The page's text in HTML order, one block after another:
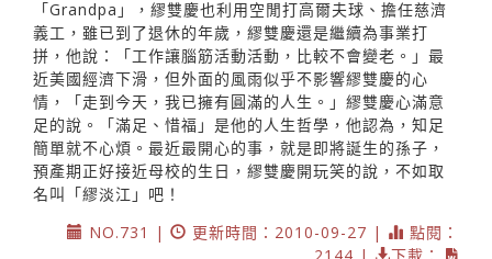
「Grandpa」，繆雙慶也利用空閒打高爾夫球、擔任慈濟
義工，雖已到了退休的年歲，繆雙慶還是繼續為事業打
拼，他說：「工作讓腦筋活動活動，比較不會變老。」最
近美國經濟下滑，但外面的風雨似乎不影響繆雙慶的心
情，「走到今天，我已擁有圓滿的人生。」繆雙慶心滿意
足的說。「滿足、惜福」是他的人生哲學，他認為，知足
簡單就不心煩。最近最開心的事，就是即將誕生的孫子，
預產期正好接近母校的生日，繆雙慶開玩笑的說，不如取
名叫「繆淡江」吧！
NO.731 |
更新時間：2010-09-27 |
點閱：